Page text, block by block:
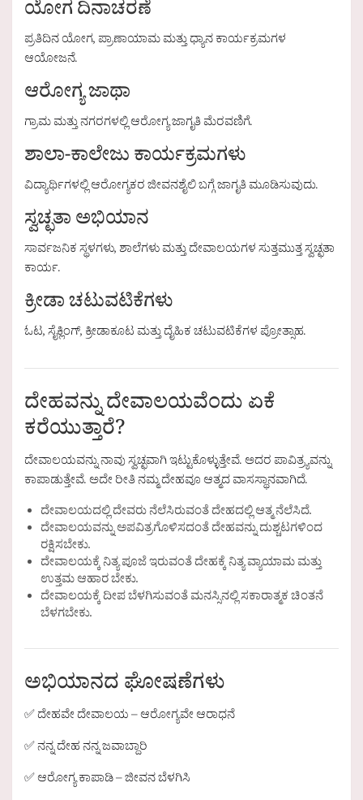
ಯೋಗ ದಿನಾಚರಣೆ
ಪ್ರತಿದಿನ ಯೋಗ, ಪ್ರಾಣಾಯಾಮ ಮತ್ತು ಧ್ಯಾನ ಕಾರ್ಯಕ್ರಮಗಳ
ಆಯೋಜನೆ.
ಆರೋಗ್ಯ ಜಾಥಾ
ಗ್ರಾಮ ಮತ್ತು ನಗರಗಳಲ್ಲಿ ಆರೋಗ್ಯ ಜಾಗೃತಿ ಮೆರವಣಿಗೆ.
ಶಾಲಾ-ಕಾಲೇಜು ಕಾರ್ಯಕ್ರಮಗಳು
ವಿದ್ಯಾರ್ಥಿಗಳಲ್ಲಿ ಆರೋಗ್ಯಕರ ಜೀವನಶೈಲಿ ಬಗ್ಗೆ ಜಾಗೃತಿ ಮೂಡಿಸುವುದು.
ಸ್ವಚ್ಛತಾ ಅಭಿಯಾನ
ಸಾರ್ವಜನಿಕ ಸ್ಥಳಗಳು, ಶಾಲೆಗಳು ಮತ್ತು ದೇವಾಲಯಗಳ ಸುತ್ತಮುತ್ತ ಸ್ವಚ್ಛತಾ
ಕಾರ್ಯ.
ಕ್ರೀಡಾ ಚಟುವಟಿಕೆಗಳು
ಓಟ, ಸೈಕ್ಲಿಂಗ್, ಕ್ರೀಡಾಕೂಟ ಮತ್ತು ದೈಹಿಕ ಚಟುವಟಿಕೆಗಳ ಪ್ರೋತ್ಸಾಹ.
ದೇಹವನ್ನು ದೇವಾಲಯವೆಂದು ಏಕೆ
ಕರೆಯುತ್ತಾರೆ?
ದೇವಾಲಯವನ್ನು ನಾವು ಸ್ವಚ್ಛವಾಗಿ ಇಟ್ಟುಕೊಳ್ಳುತ್ತೇವೆ. ಅದರ ಪಾವಿತ್ರ್ಯವನ್ನು
ಕಾಪಾಡುತ್ತೇವೆ. ಅದೇ ರೀತಿ ನಮ್ಮ ದೇಹವೂ ಆತ್ಮದ ವಾಸಸ್ಥಾನವಾಗಿದೆ.
ದೇವಾಲಯದಲ್ಲಿ ದೇವರು ನೆಲೆಸಿರುವಂತೆ ದೇಹದಲ್ಲಿ ಆತ್ಮ ನೆಲೆಸಿದೆ.
ದೇವಾಲಯವನ್ನು ಅಪವಿತ್ರಗೊಳಿಸದಂತೆ ದೇಹವನ್ನು ದುಶ್ಚಟಗಳಿಂದ
ರಕ್ಷಿಸಬೇಕು.
ದೇವಾಲಯಕ್ಕೆ ನಿತ್ಯ ಪೂಜೆ ಇರುವಂತೆ ದೇಹಕ್ಕೆ ನಿತ್ಯ ವ್ಯಾಯಾಮ ಮತ್ತು
ಉತ್ತಮ ಆಹಾರ ಬೇಕು.
ದೇವಾಲಯಕ್ಕೆ ದೀಪ ಬೆಳಗಿಸುವಂತೆ ಮನಸ್ಸಿನಲ್ಲಿ ಸಕಾರಾತ್ಮಕ ಚಿಂತನೆ
ಬೆಳಗಬೇಕು.
ಅಭಿಯಾನದ ಘೋಷಣೆಗಳು
✅ ದೇಹವೇ ದೇವಾಲಯ – ಆರೋಗ್ಯವೇ ಆರಾಧನೆ
✅ ನನ್ನ ದೇಹ ನನ್ನ ಜವಾಬ್ದಾರಿ
✅ ಆರೋಗ್ಯ ಕಾಪಾಡಿ – ಜೀವನ ಬೆಳಗಿಸಿ